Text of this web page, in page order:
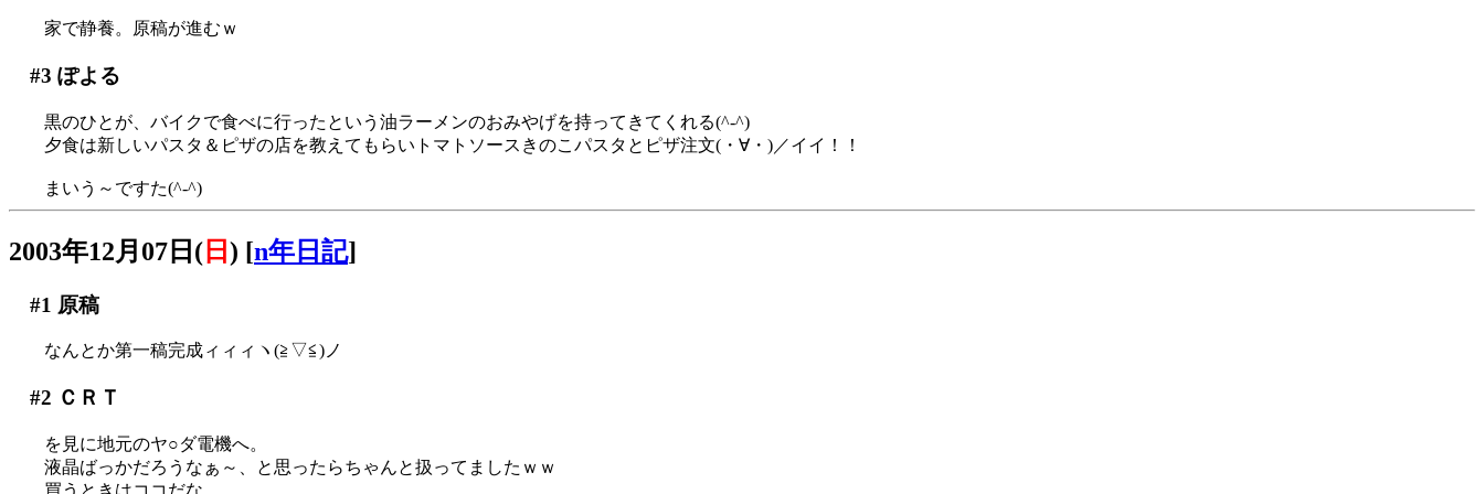
家で静養。原稿が進むｗ
#3 ぽよる
黒のひとが、バイクで食べに行ったという油ラーメンのおみやげを持ってきてくれる(^-^)
夕食は新しいパスタ＆ピザの店を教えてもらいトマトソースきのこパスタとピザ注文(・∀・)／イイ！！
まいう～ですた(^-^)
2003年12月07日( 日 ) [n年日記]
#1 原稿
なんとか第一稿完成ィィィヽ(≧▽≦)ノ
#2 ＣＲＴ
を見に地元のヤ○ダ電機へ。
液晶ばっかだろうなぁ～、と思ったらちゃんと扱ってましたｗｗ
買うときはココだな…。